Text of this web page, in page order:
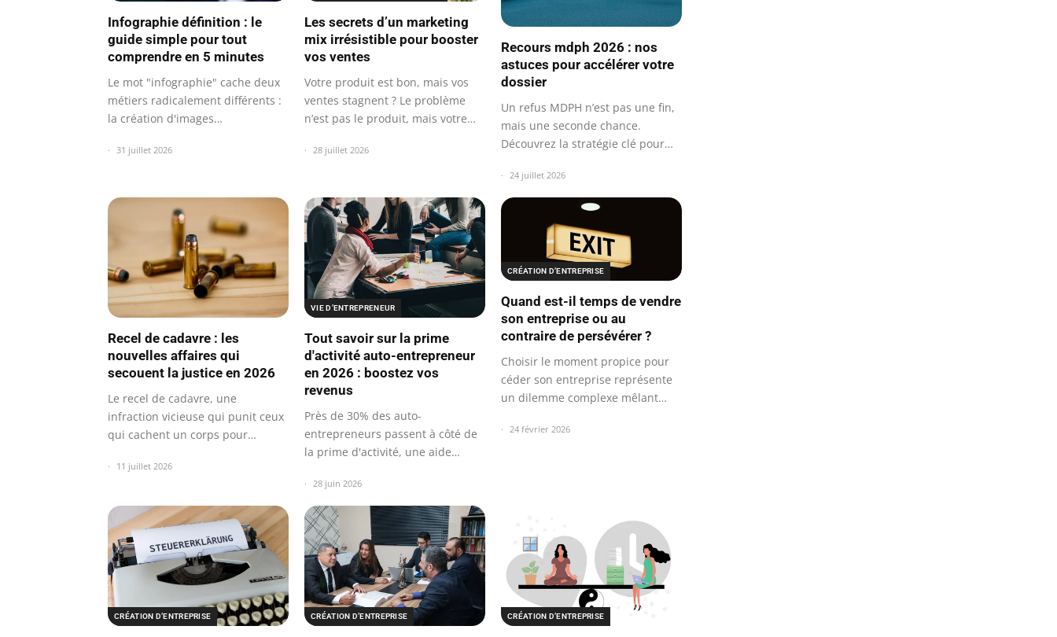
Infographie définition : le
guide simple pour tout
comprendre en 5 minutes
Le mot "infographie" cache deux
métiers radicalement différents :
la création d'images
31 juillet 2026
Les secrets d’un marketing
mix irrésistible pour booster
vos ventes
Votre produit est bon, mais vos
ventes stagnent ? Le problème
n’est pas le produit, mais votre…
28 juillet 2026
Recours mdph 2026 : nos
astuces pour accélérer votre
dossier
Un refus MDPH n’est pas une fin,
mais une seconde chance.
Découvrez la stratégie clé pour…
24 juillet 2026
Recel de cadavre : les
nouvelles affaires qui
secouent la justice en 2026
Le recel de cadavre, une
infraction vicieuse qui punit ceux
qui cachent un corps pour
11 juillet 2026
VIE D’ENTREPRENEUR
Tout savoir sur la prime
d'activité auto-entrepreneur
en 2026 : boostez vos
revenus
Près de 30% des auto-
entrepreneurs passent à côté de
la prime d'activité, une aide
28 juin 2026
CRÉATION D’ENTREPRISE
Quand est-il temps de vendre
son entreprise ou au
contraire de persévérer ?
Choisir le moment propice pour
céder son entreprise représente
un dilemme complexe mêlant
24 février 2026
CRÉATION D’ENTREPRISE CRÉATION D’ENTREPRISE CRÉATION D’ENTREPRISE